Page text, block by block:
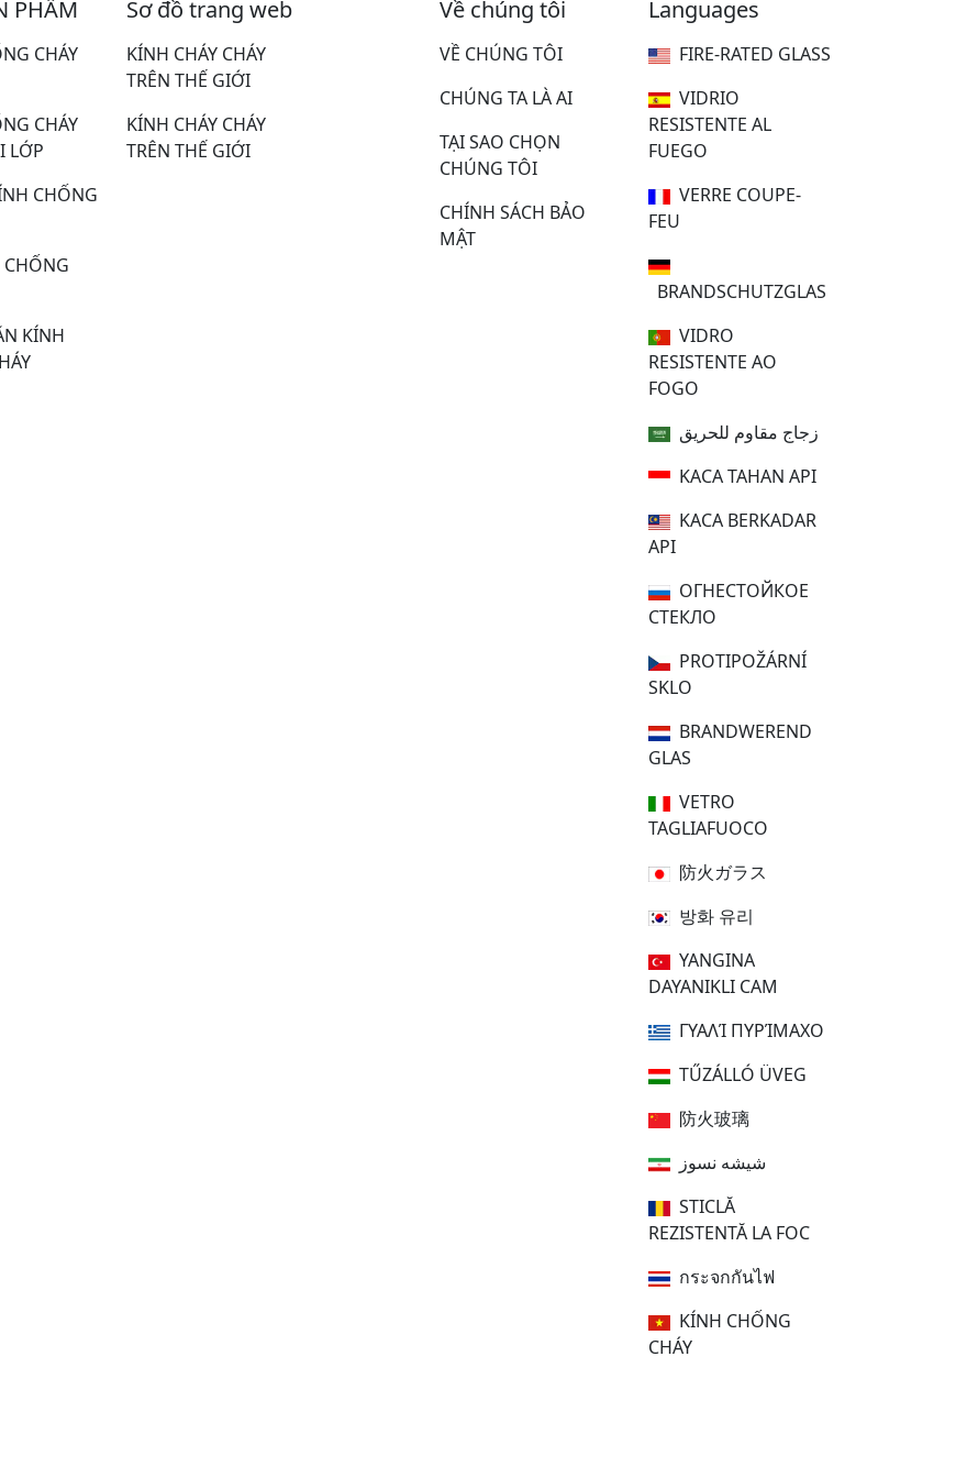
PHẨM
CHÁY
CHÁY
LỚP
CHỐNG
KÍNH
Sơ đồ trang web
KÍNH CHÁY CHÁY
TRÊN THẾ GIỚI
KÍNH CHÁY CHÁY
TRÊN THẾ GIỚI
Về chúng tôi
VỀ CHÚNG TÔI
CHÚNG TA LÀ AI
TẠI SAO CHỌN
CHÚNG TÔI
CHÍNH SÁCH BẢO
MẬT
Languages
FIRE-RATED GLASS
VIDRIO
RESISTENTE AL
FUEGO
VERRE COUPE-
FEU
BRANDSCHUTZGLAS
VIDRO
RESISTENTE AO
FOGO
زجاج مقاوم للحريق
KACA TAHAN API
KACA BERKADAR
API
ОГНЕСТОЙКОЕ
СТЕКЛО
PROTIPOŽÁRNÍ
SKLO
BRANDWEREND
GLAS
VETRO
TAGLIAFUOCO
防火ガラス
방화 유리
YANGINA
DAYANIKLI CAM
ΓΥΑΛΊ ΠΥΡΊΜΑΧΟ
TŰZÁLLÓ ÜVEG
防火玻璃
شیشه نسوز
STICLĂ
REZISTENTĂ LA FOC
กระจกกันไฟ
KÍNH CHỐNG
CHÁY